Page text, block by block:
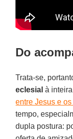
Do
Trata-se,
eclesial à
entre Jesus e
tempo,
dupla postura: